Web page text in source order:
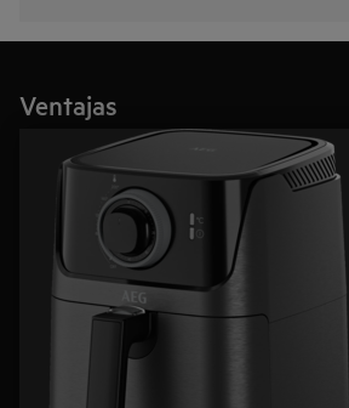
Ventajas